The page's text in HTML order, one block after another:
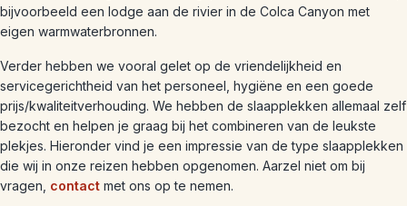
bijvoorbeeld een lodge aan de rivier in de Colca Canyon met
eigen warmwaterbronnen.
Verder hebben we vooral gelet op de vriendelijkheid en
servicegerichtheid van het personeel, hygiëne en een goede
prijs/kwaliteitverhouding. We hebben de slaapplekken allemaal zelf
bezocht en helpen je graag bij het combineren van de leukste
plekjes. Hieronder vind je een impressie van de type slaapplekken
die wij in onze reizen hebben opgenomen. Aarzel niet om bij
vragen, contact met ons op te nemen.